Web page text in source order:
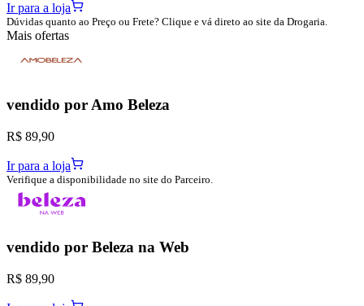
Ir para a loja
Dúvidas quanto ao Preço ou Frete? Clique e vá direto ao site da Drogaria.
Mais ofertas
vendido por Amo Beleza
R$ 89,90
Ir para a loja
Verifique a disponibilidade no site do Parceiro.
vendido por Beleza na Web
R$ 89,90